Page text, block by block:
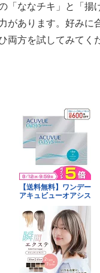
「ななチキ」と「揚
があります。好みに
両方を試してみてく